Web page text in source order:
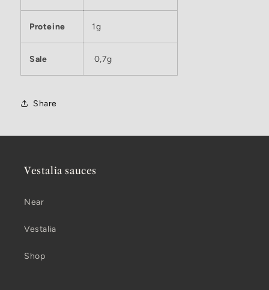
Proteine 1g
Sale 0,7g
Share
Vestalia sauces
Near
Vestalia
Shop